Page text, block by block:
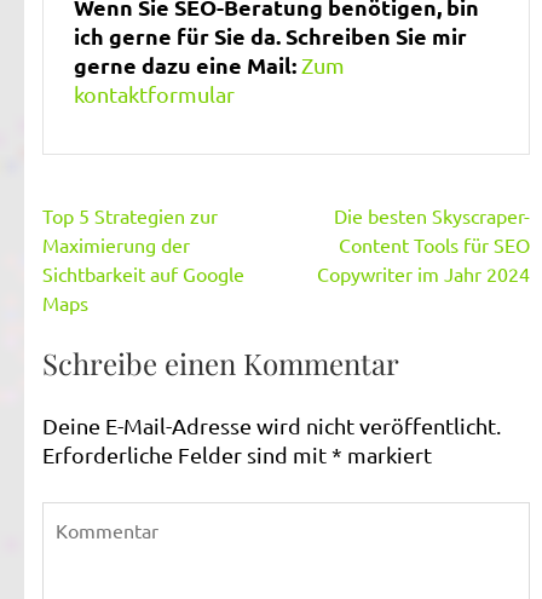
Wenn Sie SEO-Beratung benötigen, bin
ich gerne für Sie da. Schreiben Sie mir
gerne dazu eine Mail: Zum
kontaktformular
Beitragsnavigation
Top 5 Strategien zur
Maximierung der
Sichtbarkeit auf Google
Maps
Die besten Skyscraper-
Content Tools für SEO
Copywriter im Jahr 2024
Schreibe einen Kommentar
Deine E-Mail-Adresse wird nicht veröffentlicht.
Erforderliche Felder sind mit* markiert